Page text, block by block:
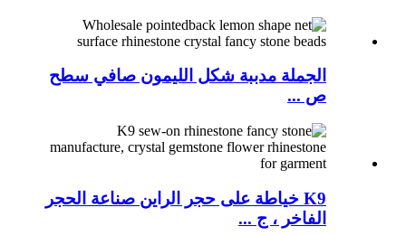
الجملة مدببة شكل الليمون صافي سطح
ص ...
K9 خياطة على حجر الراين صناعة الحجر
الفاخر ، ج ...